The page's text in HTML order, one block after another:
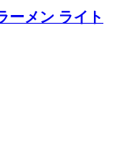
ーメン ライト